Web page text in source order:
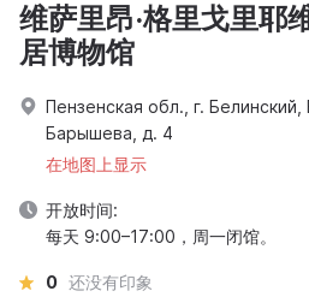
维萨里昂·格里戈里耶
居博物馆
Пензенская обл., г.
Барышева, д. 4
在地图上显示
开放时间:
每天 9:00–17:00，周一闭馆。
0 还没有印象